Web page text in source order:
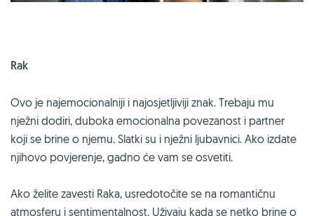
Rak
Ovo je najemocionalniji i najosjetljiviji znak. Trebaju mu
nježni dodiri, duboka emocionalna povezanost i partner
koji se brine o njemu. Slatki su i nježni ljubavnici. Ako izdate
njihovo povjerenje, gadno će vam se osvetiti.
Ako želite zavesti Raka, usredotočite se na romantičnu
atmosferu i sentimentalnost. Uživaju kada se netko brine o